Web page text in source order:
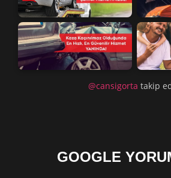
@cansigorta takip
GOOGLE